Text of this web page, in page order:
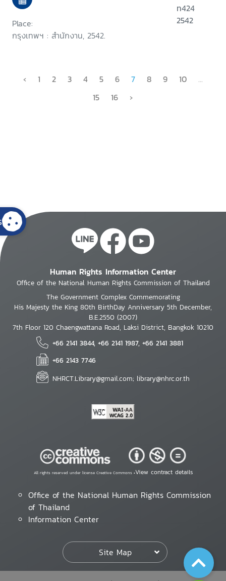
Place:
กรุงเทพฯ : สำนักงาน, 2542.
ท424
2542
‹ 1 2 3 4 5 6 7 8 9 10
...
15
16 ›
Human Rights Information Center
Office of the National Human Rights Commission of Thailand
The Government Complex Commemorating
His Majesty the King 80th BirthDay Anniversary 5th December,
B.E.2550 (2007)
7th Floor 120 Chaengwattana Road, Laksi District, Bangkok 10210
+66 2141 3844, +66 2141 1987, +66 2141 3881
+66 2143 7746
NHRCT.Library@gmail.com; library@nhrc.or.th
All rights reserved under license Creative Commons •View contract details
Office of the National Human Rights Commission
of Thailand
Information Center
Site Map